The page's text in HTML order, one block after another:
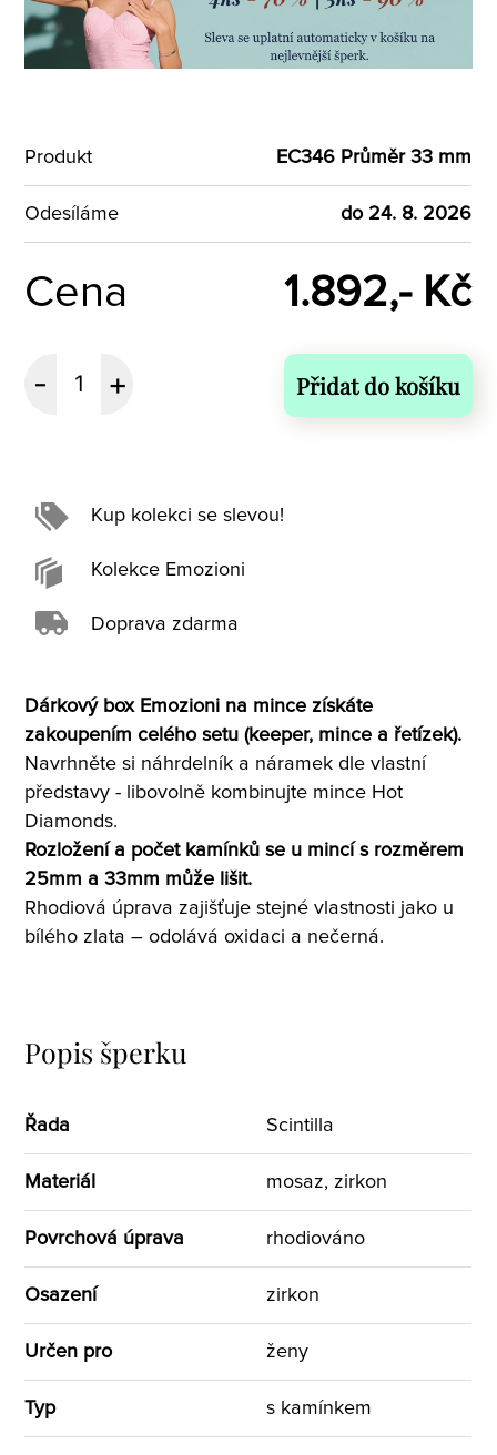
Produkt EC346 Průměr 33 mm
Odesíláme do 24. 8. 2026
Cena 1.892,- Kč
Přidat do košíku
Kup kolekci se slevou!
Kolekce Emozioni
Doprava zdarma
Dárkový box Emozioni na mince získáte
zakoupením celého setu (keeper, mince a řetízek).
Navrhněte si náhrdelník a náramek dle vlastní
představy - libovolně kombinujte mince Hot
Diamonds.
Rozložení a počet kamínků se u mincí s rozměrem
25mm a 33mm může lišit.
Rhodiová úprava zajišťuje stejné vlastnosti jako u
bílého zlata – odolává oxidaci a nečerná.
Popis šperku
Řada Scintilla
Materiál mosaz, zirkon
Povrchová úprava rhodiováno
Osazení zirkon
Určen pro ženy
Typ s kamínkem